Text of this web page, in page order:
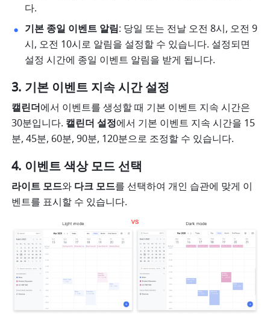
다.
기본 종일 이벤트 알림: 당일 또는 전날 오전 8시, 오전 9
시, 오전 10시로 알림을 설정할 수 있습니다. 설정되면
설정 시간에 종일 이벤트 알림을 받게 됩니다.
기본 이벤트 지속 시간 설정
캘린더에서 이벤트를 생성할 때 기본 이벤트 지속 시간은
30분입니다. 캘린더 설정에서 기본 이벤트 지속 시간을 15
분, 45분, 60분, 90분, 120분으로 조정할 수 있습니다.
이벤트 색상 모드 선택
라이트 모드와 다크 모드를 선택하여 개인 습관에 맞게 이
벤트를 표시할 수 있습니다.